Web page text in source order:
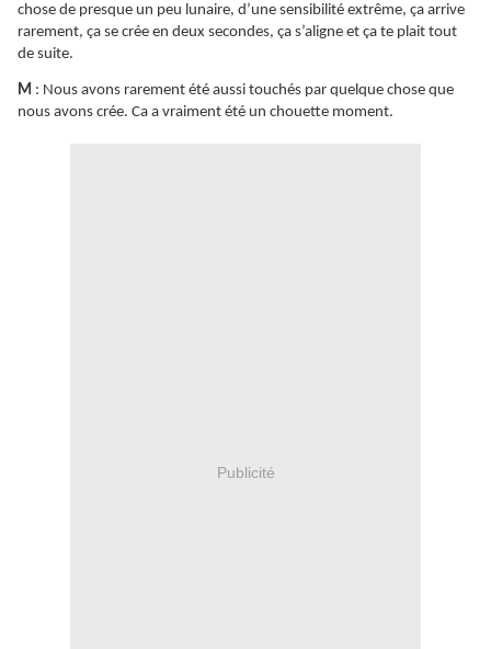
chose de presque un peu lunaire, d’une sensibilité extrême, ça arrive
rarement, ça se crée en deux secondes, ça s’aligne et ça te plait tout
de suite.
M : Nous avons rarement été aussi touchés par quelque chose que
nous avons crée. Ca a vraiment été un chouette moment.
Publicité